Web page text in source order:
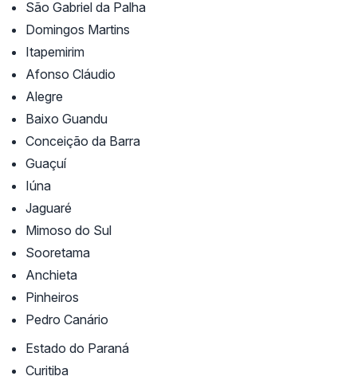
São Gabriel da Palha
Domingos Martins
Itapemirim
Afonso Cláudio
Alegre
Baixo Guandu
Conceição da Barra
Guaçuí
Iúna
Jaguaré
Mimoso do Sul
Sooretama
Anchieta
Pinheiros
Pedro Canário
Estado do Paraná
Curitiba